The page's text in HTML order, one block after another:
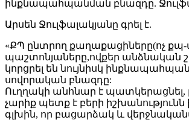
Արսեն Ջուլֆալակյանը գրել է.
«ՔՊ ընտրող քաղաքացիները(ոչ
պաշտոնյաները,ովքեր անձնական
կորցրել են նույնիսկ
սովորական բնազդը:
Ուղղակի անհնար է պատկերացնել,
չարիք պետք է բերի իշխանությունն
գլխին, որ բացարձակ և